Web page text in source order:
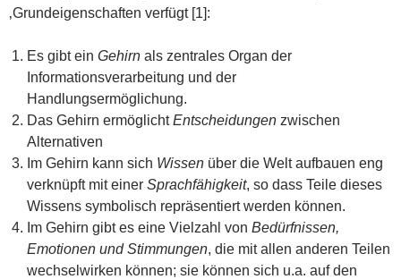
‚Grundeigenschaften verfügt [1]:
Es gibt ein Gehirn als zentrales Organ der
Informationsverarbeitung und der
Handlungsermöglichung.
Das Gehirn ermöglichtEntscheidungen zwischen
Alternativen
Im Gehirn kann sich Wissen über die Welt aufbauen eng
verknüpft mit einer Sprachfähigkeit, so dass Teile dieses
Wissens symbolisch repräsentiert werden können.
Im Gehirn gibt es eine Vielzahl von Bedürfnissen,
Emotionen und Stimmungen, die mit allen anderen Teilen
wechselwirken können; sie können sich u.a. auf den